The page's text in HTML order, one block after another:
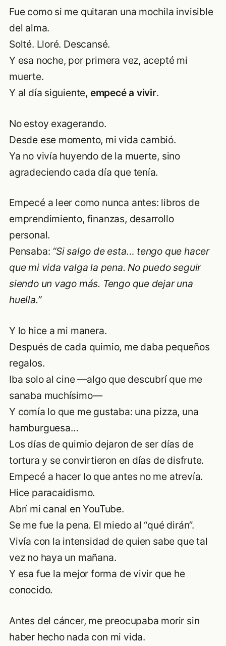
Fue como si me quitaran una mochila invisible
del alma.
Solté. Lloré. Descansé.
Y esa noche, por primera vez, acepté mi
muerte.
Y al día siguiente, empecé a vivir.
No estoy exagerando.
Desde ese momento, mi vida cambió.
Ya no vivía huyendo de la muerte, sino
agradeciendo cada día que tenía.
Empecé a leer como nunca antes: libros de
emprendimiento, finanzas, desarrollo
personal.
Pensaba: “Si salgo de esta… tengo que hacer
que mi vida valga la pena. No puedo seguir
siendo un vago más. Tengo que dejar una
huella.”
Y lo hice a mi manera.
Después de cada quimio, me daba pequeños
regalos.
Iba solo al cine —algo que descubrí que me
sanaba muchísimo—
Y comía lo que me gustaba: una pizza, una
hamburguesa…
Los días de quimio dejaron de ser días de
tortura y se convirtieron en días de disfrute.
Empecé a hacer lo que antes no me atrevía.
Hice paracaidismo.
Abrí mi canal en YouTube.
Se me fue la pena. El miedo al “qué dirán”.
Vivía con la intensidad de quien sabe que tal
vez no haya un mañana.
Y esa fue la mejor forma de vivir que he
conocido.
Antes del cáncer, me preocupaba morir sin
haber hecho nada con mi vida.